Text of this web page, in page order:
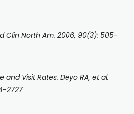
Clin North Am. 2006, 90(3): 505-
and Visit Rates. Deyo RA, et al.
2727